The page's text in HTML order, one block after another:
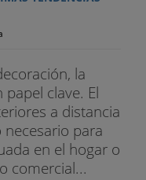
la
clave. El
a distancia
para
en el hogar o
comercial...